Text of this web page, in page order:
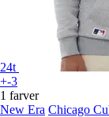
24t
+-3
1 farver
New Era Chicago